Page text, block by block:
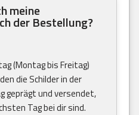
meine
der Bestellung?
(Montag bis Freitag)
die Schilder in der
geprägt und versendet,
Tag bei dir sind.